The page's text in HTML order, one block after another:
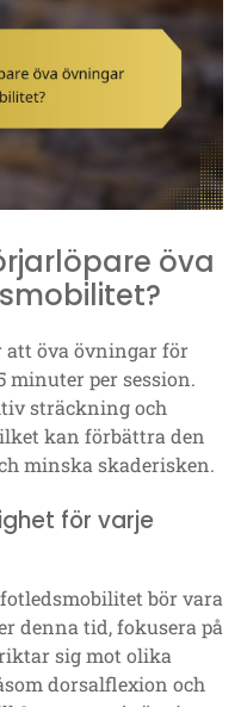
öva
att öva övningar för
minuter per session.
sträckning och
kan förbättra den
minska skaderisken.
för varje
bör vara
denna tid, fokusera på
sig mot olika
dorsalflexion och